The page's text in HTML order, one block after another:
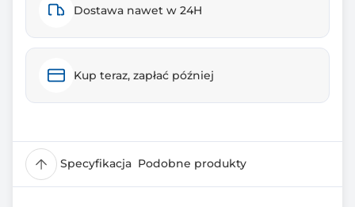
Dostawa nawet w 24H
Kup teraz, zapłać później
Specyfikacja Podobne produkty